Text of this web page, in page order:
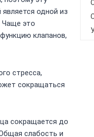
одной из
Чаще это
клапанов,
стресса,
сокращаться
сокращается до
слабость и